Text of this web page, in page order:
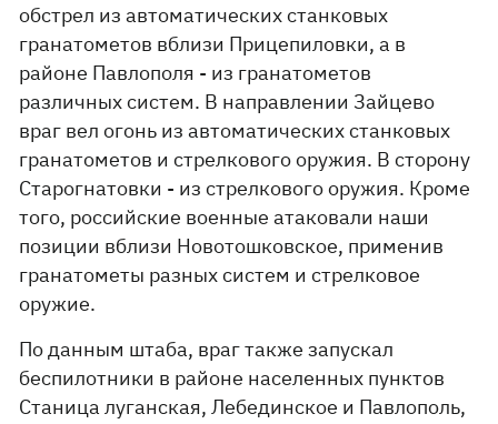
обстрел из автоматических станковых
гранатометов вблизи Прицепиловки, а в
районе Павлополя - из гранатометов
различных систем. В направлении Зайцево
враг вел огонь из автоматических станковых
гранатометов и стрелкового оружия. В сторону
Старогнатовки - из стрелкового оружия. Кроме
того, российские военные атаковали наши
позиции вблизи Новотошковское, применив
гранатометы разных систем и стрелковое
оружие.
По данным штаба, враг также запускал
беспилотники в районе населенных пунктов
Станица луганская, Лебединское и Павлополь,